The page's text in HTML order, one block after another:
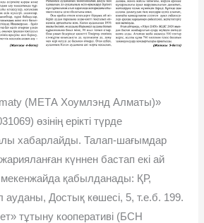
(МЕТА Хоумлэнд Алматы)»
өзінің ерікті түрде
хабарлайды. Талап-шағымдар
күннен бастап екі ай
мекенжайда қабылданады: ҚР,
ауданы, Достық көшесі, 5, т.е.б. 199.
тұтыну кооперативі (БСН